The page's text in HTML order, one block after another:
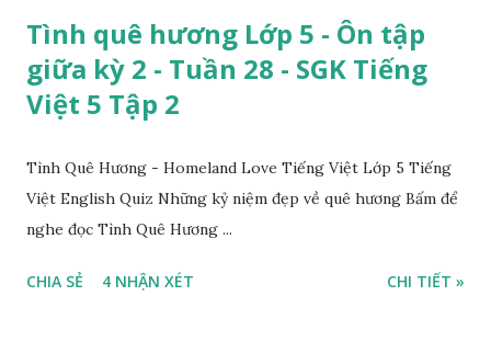
Tình quê hương Lớp 5 - Ôn tập
giữa kỳ 2 - Tuần 28 - SGK Tiếng
Việt 5 Tập 2
Tình Quê Hương - Homeland Love Tiếng Việt Lớp 5 Tiếng
Việt English Quiz Những kỷ niệm đẹp về quê hương Bấm để
nghe đọc Tình Quê Hương ...
CHIA SẺ 4 NHẬN XÉT CHI TIẾT »